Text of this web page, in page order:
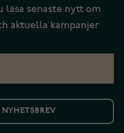
läsa senaste nytt om
aktuella kampanjer
NYHETSBREV